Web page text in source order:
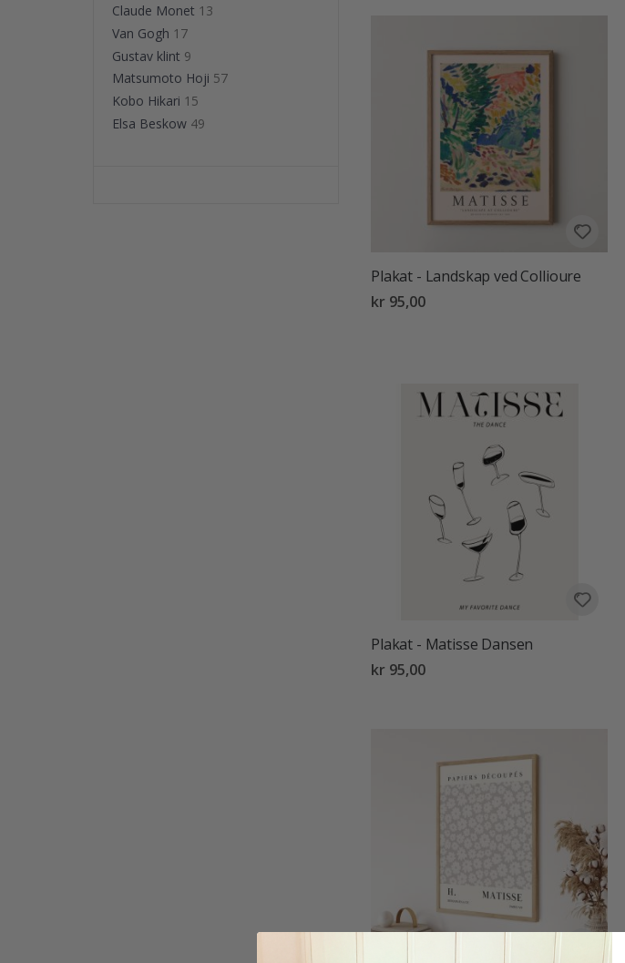
Plakat - Landskap ved Collioure
kr 95,00
Plakat - Matisse Dansen
kr 95,00
Claude Monet 13
Van Gogh 17
Gustav klint 9
Matsumoto Hoji 57
Kobo Hikari 15
Elsa Beskow 49